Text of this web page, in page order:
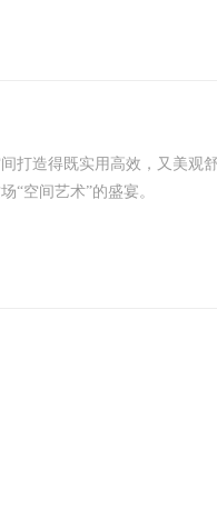
打造得既实用高效，又美观
“空间艺术”的盛宴。